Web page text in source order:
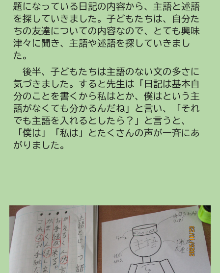
題になっている日記の内容から、主語と述語
を探していきました。子どもたちは、自分た
ちの友達についての内容なので、とても興味
津々に聞き、主語や述語を探していきまし
た。
後半、子どもたちは主語のない文の多さに
気づきました。すると先生は「日記は基本自
分のことを書くから私はとか、僕はという主
語がなくても分かるんだね」と言い、「それ
でも主語を入れるとしたら？」と言うと、
「僕は」「私は」とたくさんの声が一斉にあ
がりました。